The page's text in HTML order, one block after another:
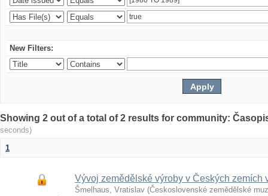
New Filters:
Showing 2 out of a total of 2 results for community:
seconds)
1
Vývoj zemědělské výroby v Českých zemích
Šmelhaus, Vratislav (Československé zemědělské